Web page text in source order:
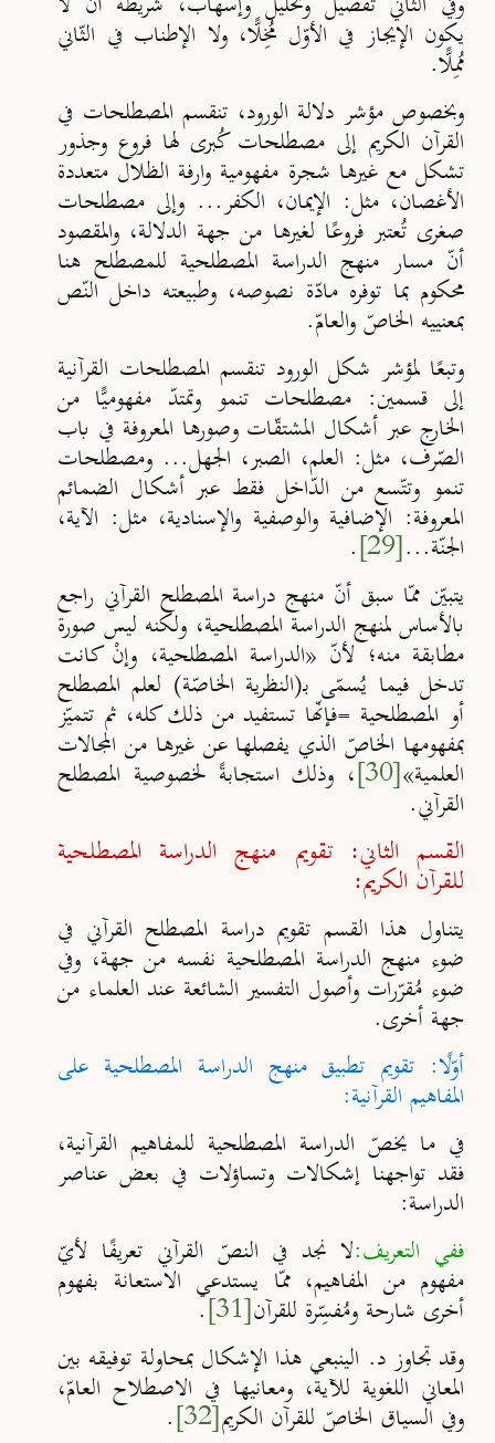
يكون الإيجاز في الأوّل مُخِلًّا، ولا الإطناب في الثّاني
مُمِلًّا.
وبخصوص مؤشر دلالة الورود، تنقسم المصطلحات في
القرآن الكريم إلى مصطلحات كُبرى لها فروع وجذور
تشكل مع غيرها شجرة مفهومية وارفة الظلال متعددة
الأغصان، مثل: الإيمان، الكفر... وإلى مصطلحات
صغرى تُعتبر فروعًا لغيرها من جهة الدلالة، والمقصود
أنّ مسار منهج الدراسة المصطلحية للمصطلح هنا
محكوم بما توفره مادّة نصوصه، وطبيعته داخل النّص
بمعنييه الخاصّ والعامّ.
وتبعًا لمؤشر شكل الورود تنقسم المصطلحات القرآنية
إلى قسمين: مصطلحات تنمو وتمتدّ مفهوميًّا من
الخارج عبر أشكال المشتقّات وصورها المعروفة في باب
الصّرف، مثل: العلم، الصبر، الجهل... ومصطلحات
تنمو وتتّسع من الدّاخل فقط عبر أشكال الضمائم
المعروفة: الإضافية والوصفية والإسنادية، مثل: الآية،
الجنّة...[29]
.
يتبيّن ممّا سبق أنّ منهج دراسة المصطلح القرآني راجع
بالأساس لمنهج الدراسة المصطلحية، ولكنه ليس صورة
مطابقة منه؛ لأنّ «الدراسة المصطلحية، وإنْ كانت
تدخل فيما يُسمّى بـ(النظرية الخاصّة) لعلم المصطلح
أو المصطلحية =فإنّها تستفيد من ذلك كله، ثم تتميّز
بمفهومها الخاصّ الذي يفصلها عن غيرها من المجالات
العلمية»[30] ، وذلك استجابةً لخصوصية المصطلح
القرآني.
القسم الثاني: تقويم منهج الدراسة المصطلحية
للقرآن الكريم:
يتناول هذا القسم تقويم دراسة المصطلح القرآني في
ضوء منهج الدراسة المصطلحية نفسه من جهة، وفي
ضوء مُقرّرات وأصول التفسير الشائعة عند العلماء من
جهة أخرى.
أوّلًا: تقويم تطبيق منهج الدراسة المصطلحية على
المفاهيم القرآنية:
في ما يخصّ الدراسة المصطلحية للمفاهيم القرآنية،
فقد تواجهنا إشكالات وتساؤلات في بعض عناصر
الدراسة:
ففي التعريف:لا نجد في النصّ القرآني تعريفًا لأيّ
مفهوم من المفاهيم، ممّا يستدعي الاستعانة بفهوم
أخرى شارحة ومُفسِّرة للقرآن[31]
.
وقد تجاوز د. الينبعي هذا الإشكال بمحاولة توفيقه بين
المعاني اللغوية للآية، ومعانيها في الاصطلاح العامّ،
وفي السياق الخاصّ للقرآن الكريم[32]
.